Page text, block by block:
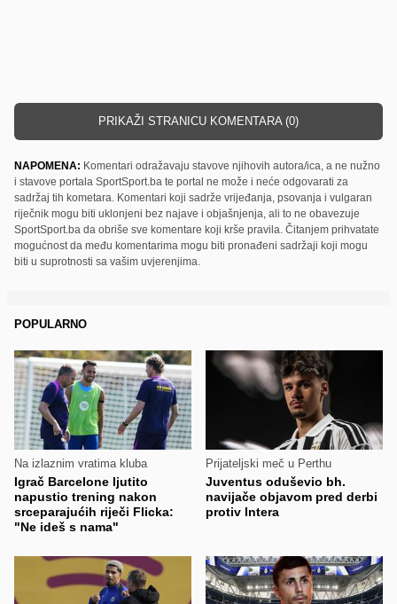
PRIKAŽI STRANICU KOMENTARA (0)
NAPOMENA: Komentari odražavaju stavove njihovih autora/ica, a ne nužno
i stavove portala SportSport.ba te portal ne može i neće odgovarati za
sadržaj tih kometara. Komentari koji sadrže vrijeđanja, psovanja i vulgaran
riječnik mogu biti uklonjeni bez najave i objašnjenja, ali to ne obavezuje
SportSport.ba da obriše sve komentare koji krše pravila. Čitanjem prihvatate
mogućnost da među komentarima mogu biti pronađeni sadržaji koji mogu
biti u suprotnosti sa vašim uvjerenjima.
POPULARNO
Na izlaznim vratima kluba
Igrač Barcelone ljutito
napustio trening nakon
srceparajućih riječi Flicka:
"Ne ideš s nama"
Prijateljski meč u Perthu
Juventus oduševio bh.
navijače objavom pred derbi
protiv Intera